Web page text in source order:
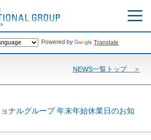
Powered by Translate
NEWS一覧トップ ＞
ナルグループ 年末年始休業日のお知